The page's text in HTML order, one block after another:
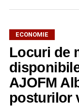
ECONOMIE
Locuri de
AJOFM
posturilor